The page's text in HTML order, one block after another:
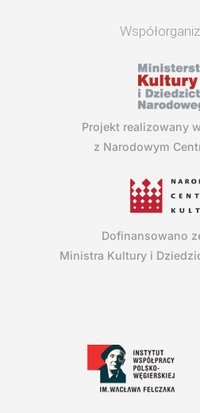
Projekt realizowany
z Narodowym
Dofinansowano
Ministra Kultury i